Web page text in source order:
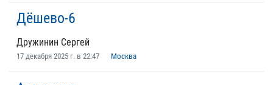
Дёшево-6
Дружинин Сергей
17 декабря 2025 г. в 22:47 Москва